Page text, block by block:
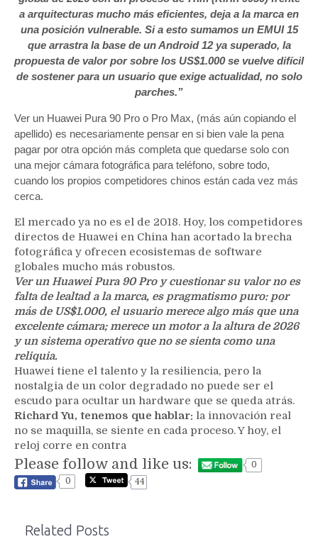
a arquitecturas mucho más eficientes, deja a la marca en
una posición vulnerable. Si a esto sumamos un EMUI 15
que arrastra la base de un Android 12 ya superado, la
propuesta de valor por sobre los US$1.000 se vuelve difícil
de sostener para un usuario que exige actualidad, no solo
parches.”
Ver un Huawei Pura 90 Pro o Pro Max, (más aún copiando el
apellido) es necesariamente pensar en si bien vale la pena
pagar por otra opción más completa que quedarse solo con
una mejor cámara fotográfica para teléfono, sobre todo,
cuando los propios competidores chinos están cada vez más
cerca.
El mercado ya no es el de 2018. Hoy, los competidores
directos de Huawei en China han acortado la brecha
fotográfica y ofrecen ecosistemas de software
globales mucho más robustos.
Ver un Huawei Pura 90 Pro y cuestionar su valor no es
falta de lealtad a la marca, es pragmatismo puro: por
más de US$1.000, el usuario merece algo más que una
excelente cámara; merece un motor a la altura de 2026
y un sistema operativo que no se sienta como una
reliquia.
Huawei tiene el talento y la resiliencia, pero la
nostalgia de un color degradado no puede ser el
escudo para ocultar un hardware que se queda atrás.
Richard Yu, tenemos que hablar: la innovación real
no se maquilla, se siente en cada proceso. Y hoy, el
reloj corre en contra
Please follow and like us:
0
0
44
Related Posts